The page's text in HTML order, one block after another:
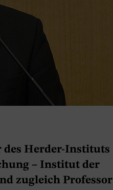
des Herder-Instituts
– Institut der
zugleich Professor